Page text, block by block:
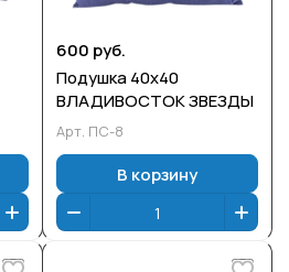
600 руб.
Подушка 40х40
ВЛАДИВОСТОК ЗВЕЗДЫ
Арт. ПС-8
В корзину